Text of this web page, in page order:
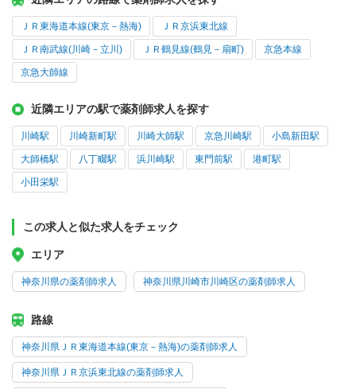
ＪＲ東海道本線(東京－熱海) ＪＲ京浜東北線
ＪＲ南武線(川崎－立川) ＪＲ鶴見線(鶴見－扇町) 京急本線
京急大師線
近隣エリアの駅で薬剤師求人を探す
川崎駅 川崎新町駅 川崎大師駅 京急川崎駅 小島新田駅
大師橋駅 八丁畷駅 浜川崎駅 東門前駅 港町駅
小田栄駅
この求人と似た求人をチェック
エリア
神奈川県の薬剤師求人 神奈川県川崎市川崎区の薬剤師求人
路線
神奈川県ＪＲ東海道本線(東京－熱海)の薬剤師求人
神奈川県ＪＲ京浜東北線の薬剤師求人